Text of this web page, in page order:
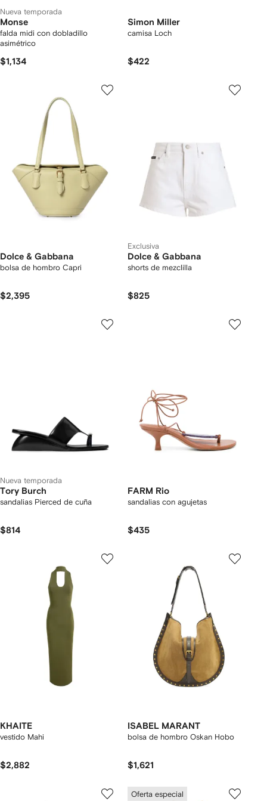
Nueva temporada
Monse
falda midi con dobladillo
asimétrico
$1,134
Simon Miller
camisa Loch
$422
Dolce & Gabbana
bolsa de hombro Capri
$2,395
Exclusiva
Dolce & Gabbana
shorts de mezclilla
$825
Nueva temporada
Tory Burch
sandalias Pierced de cuña
$814
FARM Rio
sandalias con agujetas
$435
KHAITE
vestido Mahi
$2,882
ISABEL MARANT
bolsa de hombro Oskan Hobo
$1,621
Oferta especial